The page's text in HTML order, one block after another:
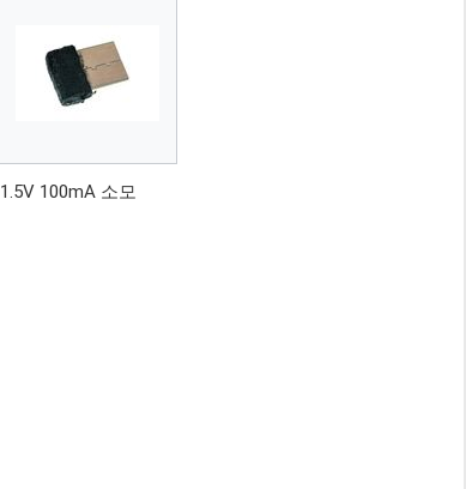
1.5V 100mA 소모